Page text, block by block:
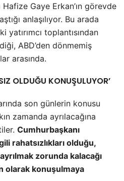
Hafize Gaye Erkan’ın görevde
anlaşılıyor. Bu arada
toplantısından
ABD’den dönmemiş
arasında.
OLDUĞU KONUŞULUYOR’
son günlerin konusu
zamanda ayrılacağına
Cumhurbaşkanı
rahatsızlıkları olduğu,
zorunda kalacağı
olarak konuşulmaya